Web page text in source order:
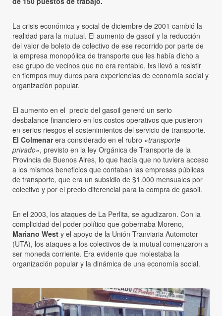
La crisis económica y social de diciembre de 2001 cambió la
realidad para la mutual. El aumento de gasoil y la reducción
del valor de boleto de colectivo de ese recorrido por parte de
la empresa monopólica de transporte que les había dicho a
ese grupo de vecinos que no era rentable, lxs llevó a resistir
en tiempos muy duros para experiencias de economía social y
organización popular.
El aumento en el precio del gasoil generó un serio
desbalance financiero en los costos operativos que pusieron
en serios riesgos el sostenimientos del servicio de transporte.
El Colmenarera considerado en el rubro «transporte
privado», previsto en la ley Orgánica de Transporte de la
Provincia de Buenos Aires, lo que hacía que no tuviera acceso
a los mismos beneficios que contaban las empresas públicas
de transporte, que era un subsidio de $1.000 mensuales por
colectivo y por el precio diferencial para la compra de gasoil.
En el 2003, los ataques de La Perlita, se agudizaron. Con la
complicidad del poder político que gobernaba Moreno,
Mariano West y el apoyo de la Unión Tranviaria Automotor
(UTA), los ataques a los colectivos de la mutual comenzaron a
ser moneda corriente. Era evidente que molestaba la
organización popular y la dinámica de una economía social.